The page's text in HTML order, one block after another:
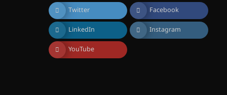
ചെയ്യുന്നു
August 6, 2026
സെന്റ് ജോസഫ്സ് കോളജ്
കോമേഴ്‌സ്
അസോസിയേഷന്
തുടക്കമായി
Twitter Facebook
LinkedIn Instagram
YouTube